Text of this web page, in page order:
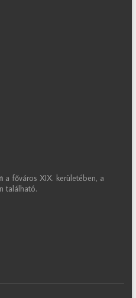
a főváros XIX. kerületében, a
található.